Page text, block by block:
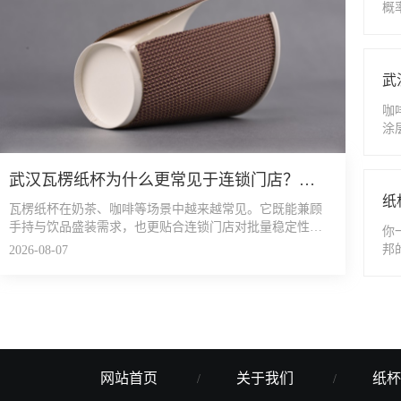
武汉瓦楞纸杯为什么更常见于连锁门店？从使用场景看包装选择
瓦楞纸杯​在奶茶、咖啡等场景中越来越常见。它既能兼顾
手持与饮品盛装需求，也更贴合连锁门店对批量稳定性的
管理要求。
2026-08-07
概
咖
涂
你
邦
网站首页 / 关于我们 / 纸